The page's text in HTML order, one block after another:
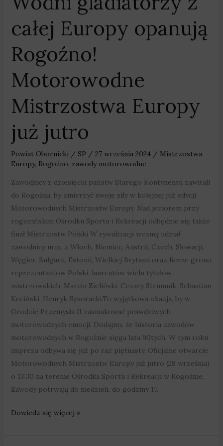
całej Europy opanują
Rogoźno!
Motorowodne
Mistrzostwa Europy
już jutro
Powiat Obornicki/ SP / 27 września 2024 / Mistrzostwa
Europy, Rogoźno, zawody motorowodne
Zawodnicy z dziesięciu państw Starego Kontynentu zawitali
do Rogoźna, by zmierzyć swoje siły w kolejnej już edycji
Motorowodnych Mistrzostw Europy. Nad jeziorem przy
rogozińskim Ośrodku Sportu i Rekreacji odbędzie się także
finał Mistrzostw Polski W rywalizacji wezmą udział
zawodnicy m.in. z Włoch, Niemiec, Austrii, Czech, Słowacji,
Węgier, Bułgarii, Estonii, Wielkiej Brytanii oraz liczne grono
reprezentantów Polski, laureatów wielu tytułów
mistrzowskich: Marcin Zieliński, Cezary Strumnik, Sebastian
Keciński, Henryk Synoracki.To wyjątkowa okazja, by w
Grodzie Przemysła II zasmakować prawdziwych
motorowodnych emocji. Dodajmy, że historia zawodów
motorowodnych w Rogoźnie sięga lata 90tych. W tym roku
impreza odbywa się już po raz piętnasty. Oficjalne otwarcie
Motorowodnych Mistrzostw Europy już jutro (28 września)
o 13:30 na terenie Ośrodka Sportu i Rekreacji w Rogoźnie.
Zawody potrwają do niedzieli, do godziny 17.
Dowiedz się więcej »